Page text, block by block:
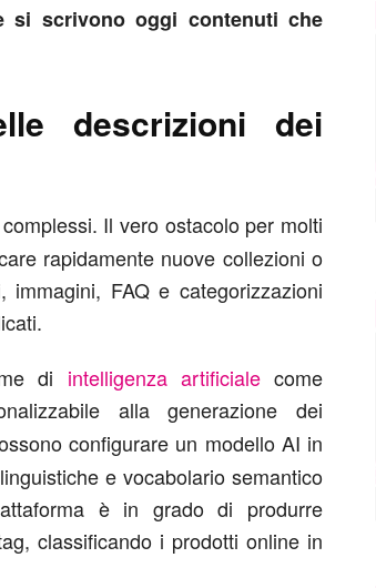
si scrivono oggi contenuti che
descrizioni dei
Il vero ostacolo per molti
rapidamente nuove collezioni o
FAQ e categorizzazioni
di intelligenza artificialecome
alla generazione dei
configurare un modello AI in
e vocabolario semantico
è in grado di produrre
classificando i prodotti online in